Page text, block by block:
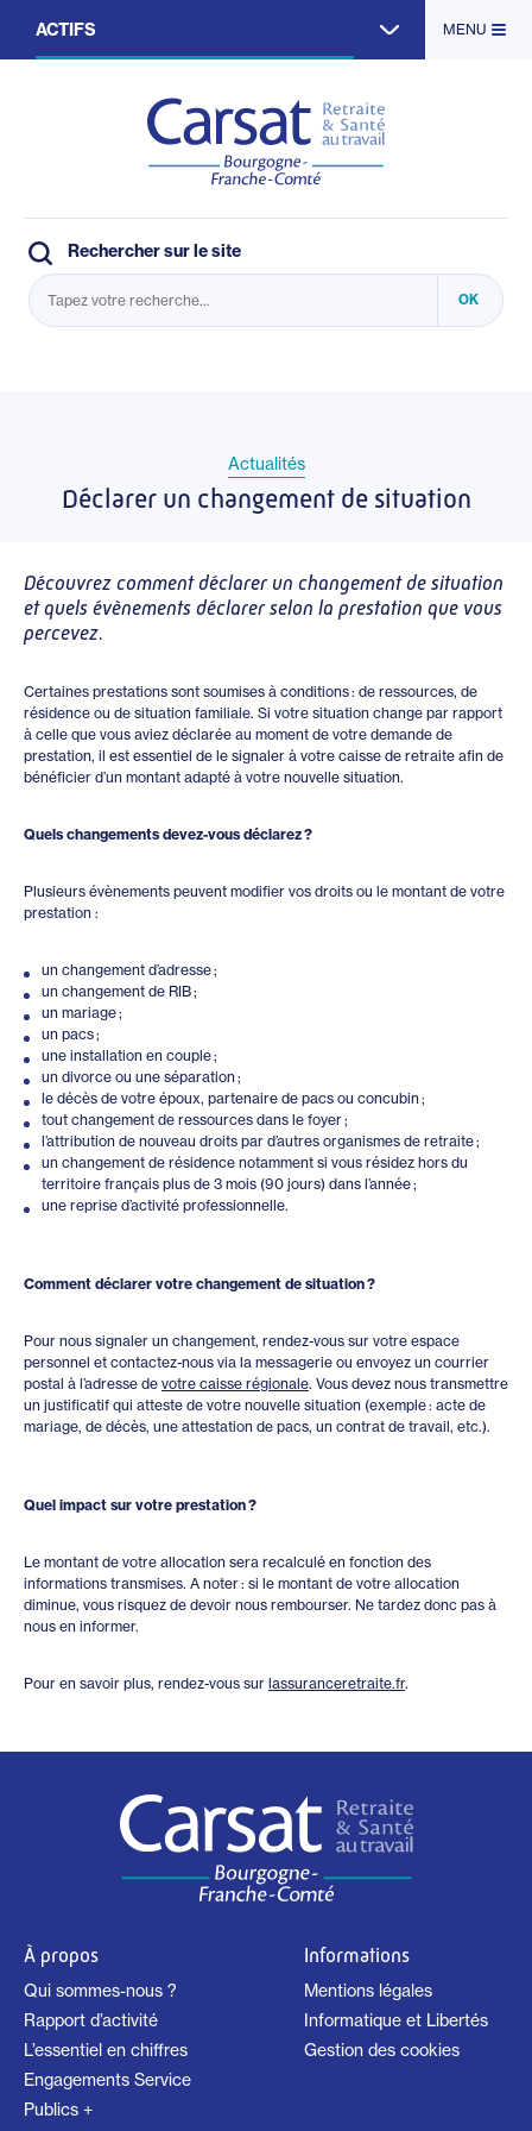
contenu
ACTIFS MENU
Rechercher sur le site
Actualités
Déclarer un changement de situation
Découvrez comment déclarer un changement de situation
et quels évènements déclarer selon la prestation que vous
percevez.
Certaines prestations sont soumises à conditions : de ressources, de
résidence ou de situation familiale. Si votre situation change par rapport
à celle que vous aviez déclarée au moment de votre demande de
prestation, il est essentiel de le signaler à votre caisse de retraite afin de
bénéficier d’un montant adapté à votre nouvelle situation.
Quels changements devez-vous déclarez ?
Plusieurs évènements peuvent modifier vos droits ou le montant de votre
prestation :
un changement d’adresse ;
un changement de RIB ;
un mariage ;
un pacs ;
une installation en couple ;
un divorce ou une séparation ;
le décès de votre époux, partenaire de pacs ou concubin ;
tout changement de ressources dans le foyer ;
l’attribution de nouveau droits par d’autres organismes de retraite ;
un changement de résidence notamment si vous résidez hors du
territoire français plus de 3 mois (90 jours) dans l’année ;
une reprise d’activité professionnelle.
Comment déclarer votre changement de situation ?
Pour nous signaler un changement, rendez-vous sur votre espace
personnel et contactez-nous via la messagerie ou envoyez un courrier
postal à l’adresse de votre caisse régionale. Vous devez nous transmettre
un justificatif qui atteste de votre nouvelle situation (exemple : acte de
mariage, de décès, une attestation de pacs, un contrat de travail, etc.).
Quel impact sur votre prestation ?
Le montant de votre allocation sera recalculé en fonction des
informations transmises. A noter : si le montant de votre allocation
diminue, vous risquez de devoir nous rembourser. Ne tardez donc pas à
nous en informer.
Pour en savoir plus, rendez-vous sur lassuranceretraite.fr.
À propos
Qui sommes-nous ?
Rapport d’activité
L’essentiel en chiffres
Engagements Service
Publics +
Informations
Mentions légales
Informatique et Libertés
Gestion des cookies